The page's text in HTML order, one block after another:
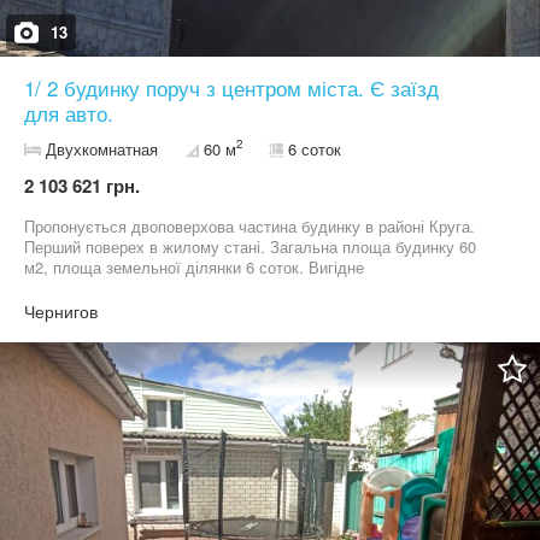
13
1/ 2 будинку поруч з центром міста. Є заїзд
для авто.
Двухкомнатная 60 м2 6 соток
2 103 621 грн.
Пропонується двоповерхова частина будинку в районі Круга.
Перший поверех в жилому стані. Загальна площа будинку 60
м2, площа земельної ділянки 6 соток. Вигідне
Чернигов